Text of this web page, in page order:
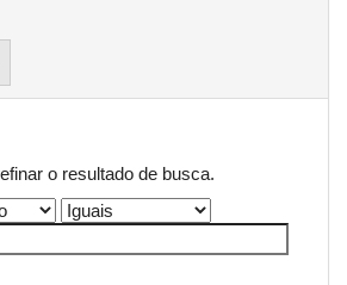
o resultado de busca.